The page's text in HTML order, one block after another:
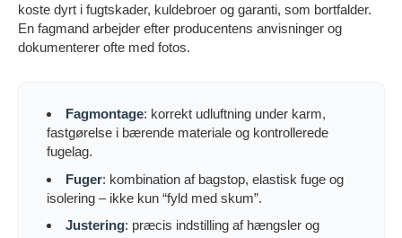
koste dyrt i fugtskader, kuldebroer og garanti, som bortfalder.
En fagmand arbejder efter producentens anvisninger og
dokumenterer ofte med fotos.
Fagmontage: korrekt udluftning under karm,
fastgørelse i bærende materiale og kontrollerede
fugelag.
Fuger: kombination af bagstop, elastisk fuge og
isolering – ikke kun “fyld med skum”.
Justering: præcis indstilling af hængsler og